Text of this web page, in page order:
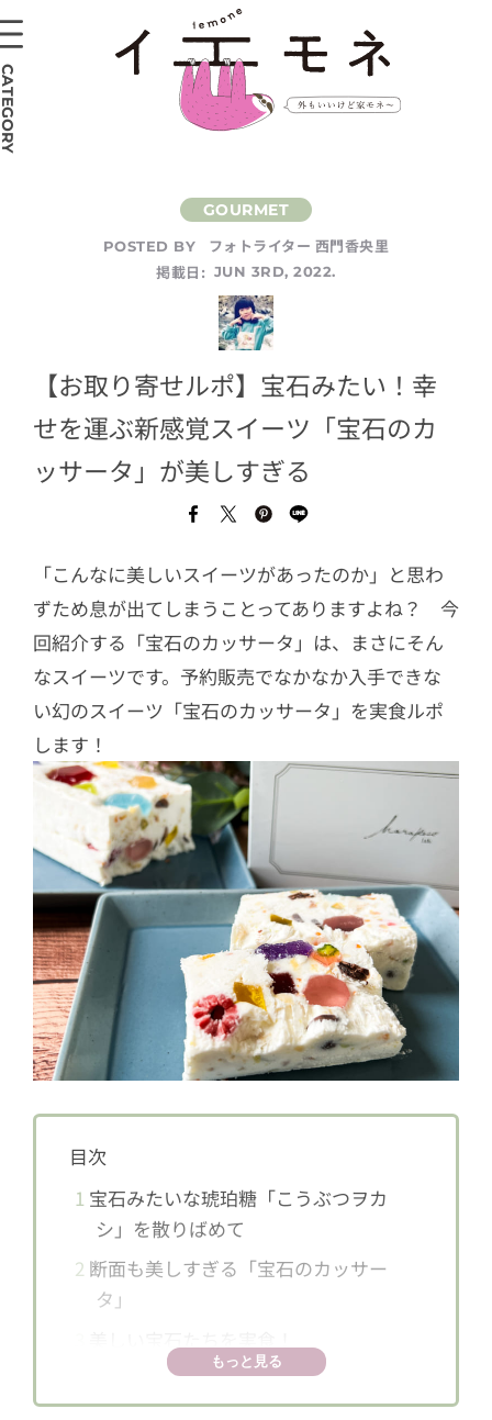
POSTED BY
フォトライター 西門香央里
掲載日: JUN 3RD, 2022.
【お取り寄せルポ】宝石みたい！幸
せを運ぶ新感覚スイーツ「宝石のカ
ッサータ」が美しすぎる
「こんなに美しいスイーツがあったのか」と思わ
ずため息が出てしまうことってありますよね？ 今
回紹介する「宝石のカッサータ」は、まさにそん
なスイーツです。予約販売でなかなか入手できな
い幻のスイーツ「宝石のカッサータ」を実食ルポ
します！
目次
1 宝石みたいな琥珀糖「こうぶつヲカ
シ」を散りばめて
2 断面も美しすぎる「宝石のカッサー
タ」
季節限定の「宝石のカッサータ」もチ
ェックして！
もっと見る